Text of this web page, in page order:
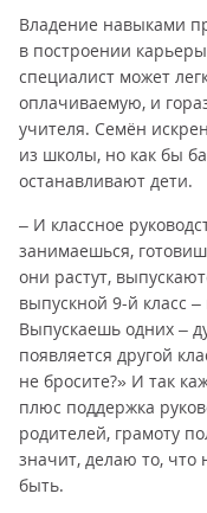
Владение навыками
в построении
специалист может
оплачиваемую, и
учителя. Семён
из школы, но как бы
останавливают дети.
– И классное
занимаешься,
они растут,
выпускной 9-й класс
Выпускаешь одних –
появляется другой
не бросите?» И так
плюс поддержка
родителей, грамоту
значит, делаю то, что
быть.